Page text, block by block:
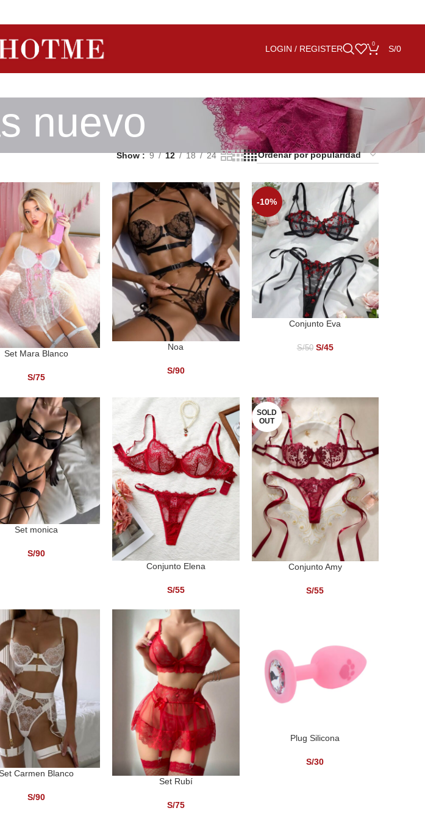
LOGIN / REGISTER 0 S/0
nuevo
Show 9 12 18 24
OPCIONES
Set Mara Blanco
S/75
SELECCIONAR OPCIONES
Noa
S/90
-10%
SELECCIONAR OPCIONES
Conjunto Eva
S/50 S/45
OPCIONES
Set monica
S/90
SELECCIONAR OPCIONES
Conjunto Elena
S/55
SOLD
OUT
SELECCIONAR OPCIONES
Conjunto Amy
S/55
OPCIONES
Carmen Blanco
S/90
SELECCIONAR OPCIONES
Set Rubí
S/75
AÑADIR AL CARRITO
Plug Silicona
S/30